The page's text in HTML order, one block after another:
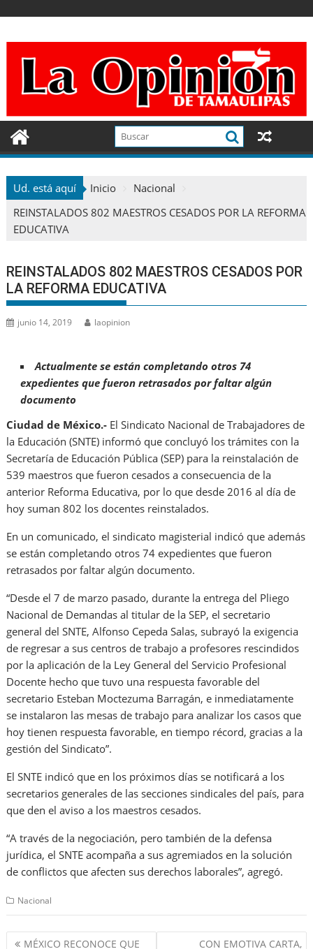
contenido
Ud. está aquí Inicio
Nacional
REINSTALADOS 802 MAESTROS CESADOS POR LA REFORMA
EDUCATIVA
REINSTALADOS 802 MAESTROS CESADOS POR
LA REFORMA EDUCATIVA
junio 14, 2019 laopinion
Actualmente se están completando otros 74
expedientes que fueron retrasados por faltar algún
documento
Ciudad de México.- El Sindicato Nacional de Trabajadores de
la Educación (SNTE) informó que concluyó los trámites con la
Secretaría de Educación Pública (SEP) para la reinstalación de
539 maestros que fueron cesados a consecuencia de la
anterior Reforma Educativa, por lo que desde 2016 al día de
hoy suman 802 los docentes reinstalados.
En un comunicado, el sindicato magisterial indicó que además
se están completando otros 74 expedientes que fueron
retrasados por faltar algún documento.
“Desde el 7 de marzo pasado, durante la entrega del Pliego
Nacional de Demandas al titular de la SEP, el secretario
general del SNTE, Alfonso Cepeda Salas, subrayó la exigencia
de regresar a sus centros de trabajo a profesores rescindidos
por la aplicación de la Ley General del Servicio Profesional
Docente hecho que tuvo una respuesta favorable del
secretario Esteban Moctezuma Barragán, e inmediatamente
se instalaron las mesas de trabajo para analizar los casos que
hoy tienen respuesta favorable, en tiempo récord, gracias a la
gestión del Sindicato”.
El SNTE indicó que en los próximos días se notificará a los
secretarios generales de las secciones sindicales del país, para
que den el aviso a los maestros cesados.
“A través de la negociación, pero también de la defensa
jurídica, el SNTE acompaña a sus agremiados en la solución
de conflictos que afecten sus derechos laborales”, agregó.
Nacional
Navegación
MÉXICO RECONOCE QUE
CON EMOTIVA CARTA,